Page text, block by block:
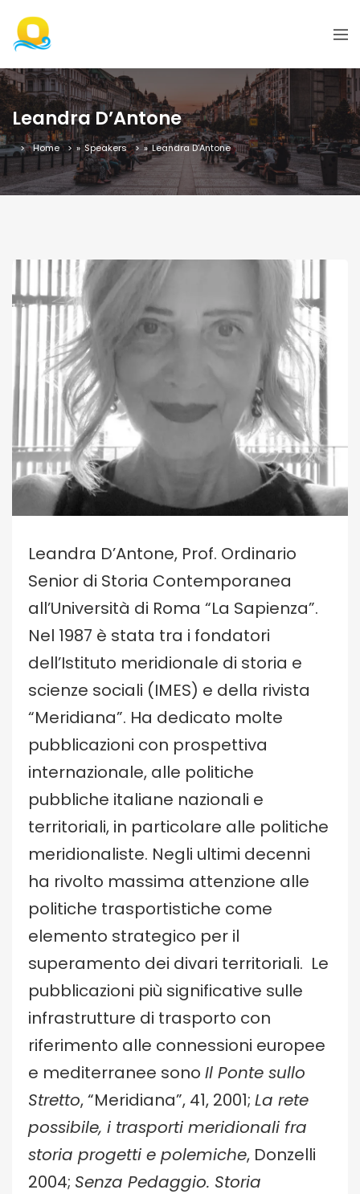
Leandra D’Antone
Home » Speakers » Leandra D’Antone
Leandra D’Antone, Prof. Ordinario
Senior di Storia Contemporanea
all’Università di Roma “La Sapienza”.
Nel 1987 è stata tra i fondatori
dell’Istituto meridionale di storia e
scienze sociali (IMES) e della rivista
“Meridiana”. Ha dedicato molte
pubblicazioni con prospettiva
internazionale, alle politiche
pubbliche italiane nazionali e
territoriali, in particolare alle politiche
meridionaliste. Negli ultimi decenni
ha rivolto massima attenzione alle
politiche trasportistiche come
elemento strategico per il
superamento dei divari territoriali. Le
pubblicazioni più significative sulle
infrastrutture di trasporto con
riferimento alle connessioni europee
e mediterranee sono Il Ponte sullo
Stretto, “Meridiana”, 41, 2001; La rete
possibile, i trasporti meridionali fra
storia progetti e polemiche, Donzelli
2004; Senza Pedaggio. Storia